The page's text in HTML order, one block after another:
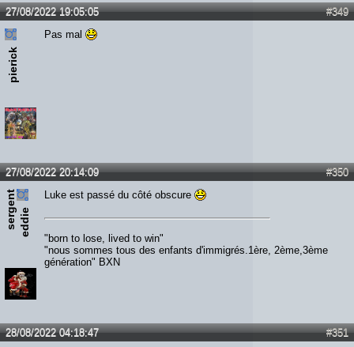
#349
27/08/2022 19:05:05
pierick
Pas mal
#350
27/08/2022 20:14:09
s
e
rg
e
n
t
e
d
d
ie
Luke est passé du côté obscure
"born to lose, lived to win"
"nous sommes tous des enfants d'immigrés.1ère, 2ème,3ème
génération" BXN
#351
28/08/2022 04:18:47